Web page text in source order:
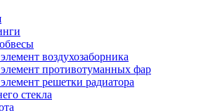
воздухозаборника
противотуманных фар
решетки радиатора
стекла